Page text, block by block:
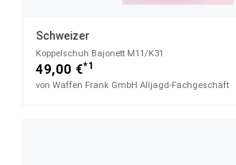
Schweizer
Koppelschuh Bajonett M11/K31
49,00 €*1
von Waffen Frank GmbH Alljagd-Fachgeschäft